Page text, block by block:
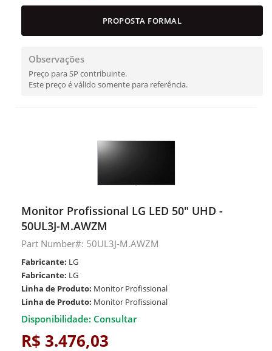
PROPOSTA FORMAL
Observações
Preço para SP contribuinte.
Este preço é válido somente para referência.
Monitor Profissional LG LED 50" UHD -
50UL3J-M.AWZM
Part Number#: 50UL3J-M.AWZM
Fabricante: LG
Fabricante: LG
Linha de Produto: Monitor Profissional
Linha de Produto: Monitor Profissional
Disponibilidade: Consultar
R$ 3.476,03